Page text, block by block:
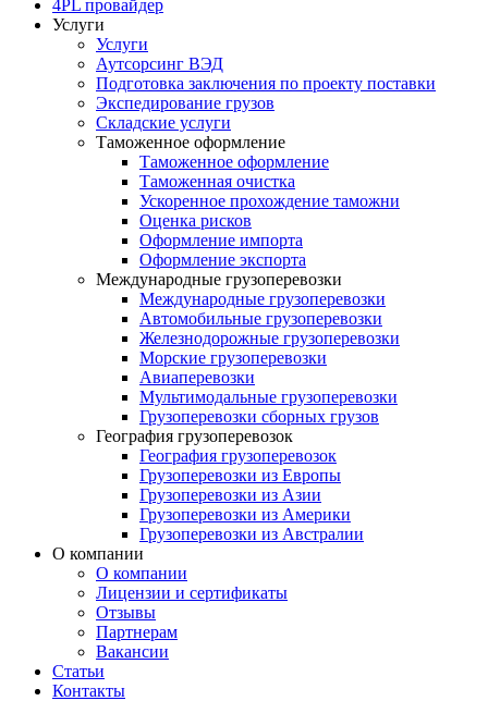
4PL провайдер
Услуги
Услуги
Аутсорсинг ВЭД
Подготовка заключения по проекту поставки
Экспедирование грузов
Складские услуги
Таможенное оформление
Таможенное оформление
Таможенная очистка
Ускоренное прохождение таможни
Оценка рисков
Оформление импорта
Оформление экспорта
Международные грузоперевозки
Международные грузоперевозки
Автомобильные грузоперевозки
Железнодорожные грузоперевозки
Морские грузоперевозки
Авиаперевозки
Мультимодальные грузоперевозки
Грузоперевозки сборных грузов
География грузоперевозок
География грузоперевозок
Грузоперевозки из Европы
Грузоперевозки из Азии
Грузоперевозки из Америки
Грузоперевозки из Австралии
О компании
О компании
Лицензии и сертификаты
Отзывы
Партнерам
Вакансии
Статьи
Контакты